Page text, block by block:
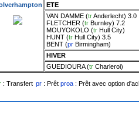
ETE
VAN DAMME(trAnderlecht) 3.0
FLETCHER(tr Burnley) 7.2
MOUYOKOLO (tr Hull City)
HUNT(tr Hull City) 3.5
BENT(pr Birmingham)
HIVER
GUEDIOURA(tr Charleroi)
: Transfert pr: Prêt proa: Prêt avec option